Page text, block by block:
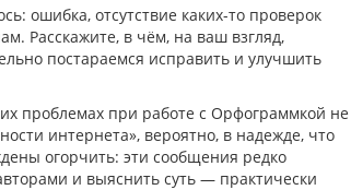
ошибка, отсутствие каких-то проверок
Расскажите, в чём, на ваш взгляд,
постараемся исправить и улучшить
проблемах при работе с Орфограммкой не
интернета», вероятно, в надежде, что
огорчить: эти сообщения редко
и выяснить суть — практически